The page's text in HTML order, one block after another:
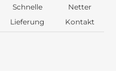
Schnelle
Lieferung
Netter
Kontakt